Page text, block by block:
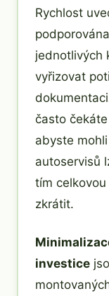
Rychlost
jednotlivých
vyřizovat
často
abyste
autoservisů
tím
zkrátit.
investice